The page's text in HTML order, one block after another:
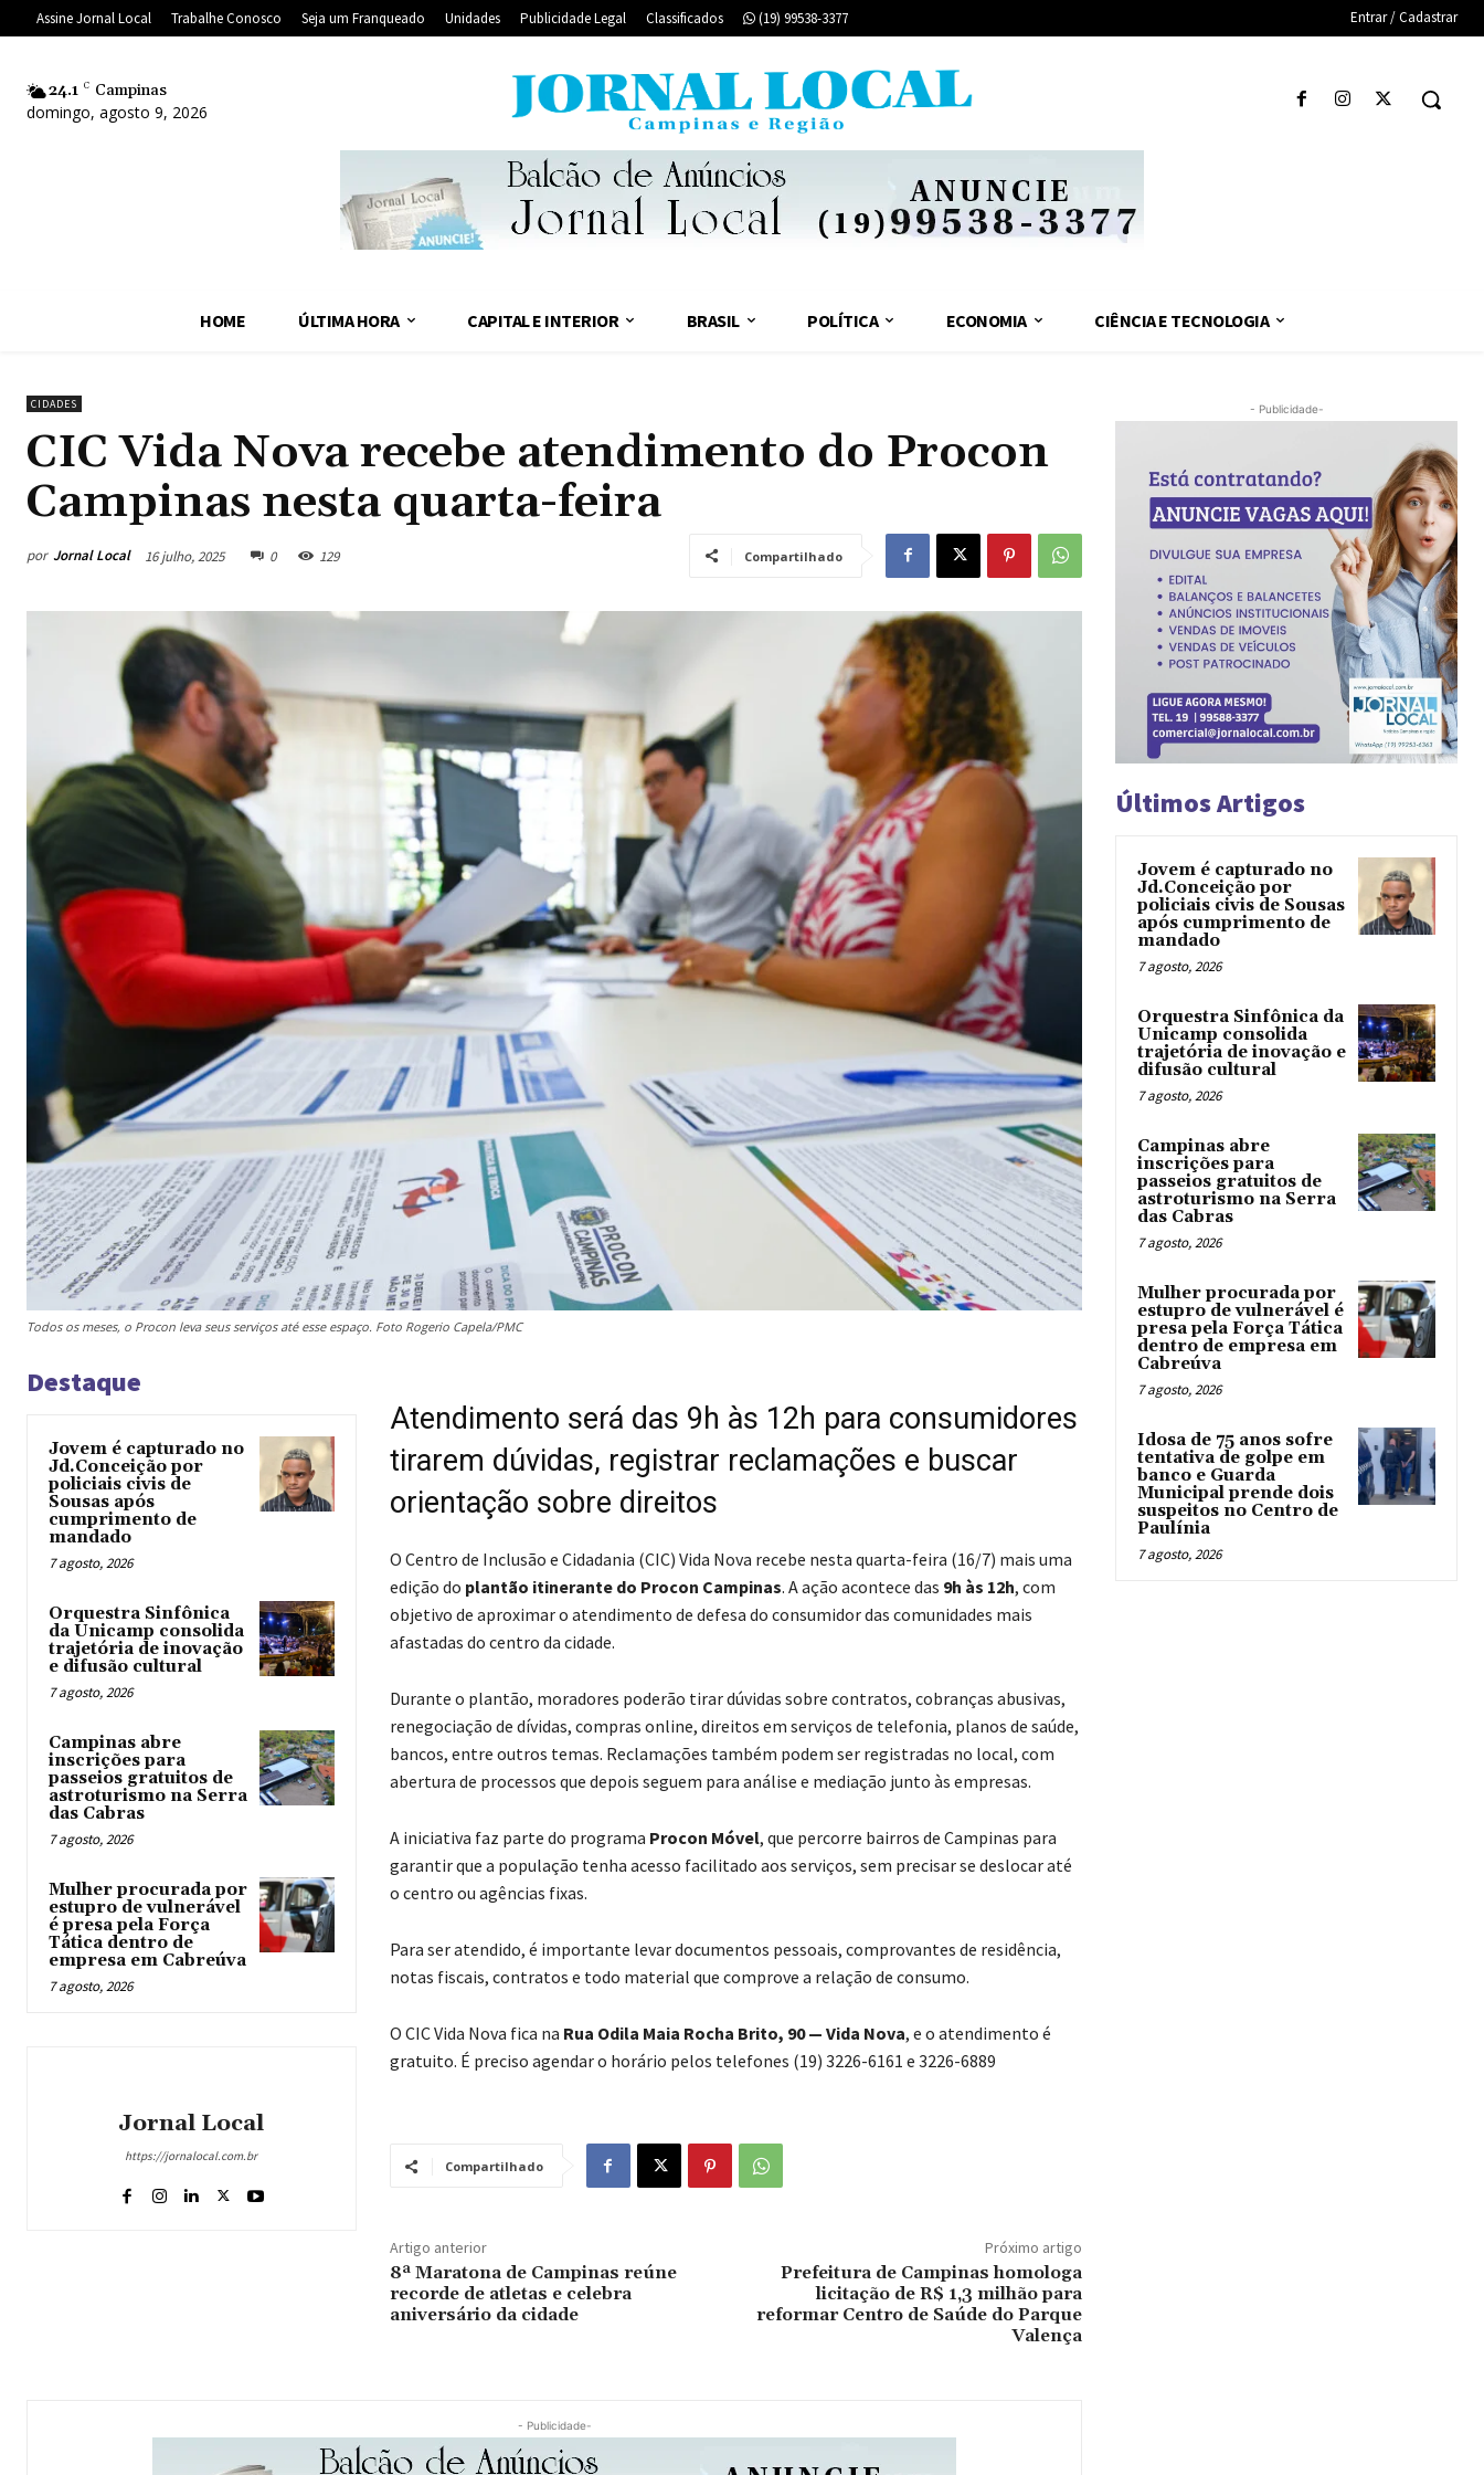
Assine Jornal Local Trabalhe Conosco Seja um Franqueado Unidades Publicidade Legal Classificados (19) 99538-3377 Entrar / Cadastrar
24.1 C Campinas
domingo, agosto 9, 2026
HOME ÚLTIMA HORA CAPITAL E INTERIOR BRASIL POLÍTICA ECONOMIA CIÊNCIA E TECNOLOGIA
CIDADES
CIC Vida Nova recebe atendimento do Procon
Campinas nesta quarta-feira
por Jornal Local 16 julho, 2025 0 129 Compartilhado
Todos os meses, o Procon leva seus serviços até esse espaço. Foto Rogerio Capela/PMC
Destaque
Jovem é capturado no
Jd.Conceição por
policiais civis de
Sousas após
cumprimento de
mandado
7 agosto, 2026
Orquestra Sinfônica
da Unicamp consolida
trajetória de inovação
e difusão cultural
7 agosto, 2026
Campinas abre
inscrições para
passeios gratuitos de
astroturismo na Serra
das Cabras
7 agosto, 2026
Mulher procurada por
estupro de vulnerável
é presa pela Força
Tática dentro de
empresa em Cabreúva
7 agosto, 2026
Jornal Local
https://jornalocal.com.br
Atendimento será das 9h às 12h para consumidores
tirarem dúvidas, registrar reclamações e buscar
orientação sobre direitos
O Centro de Inclusão e Cidadania (CIC) Vida Nova recebe nesta quarta-feira (16/7) mais uma
edição do plantão itinerante do Procon Campinas. A ação acontece das 9h às 12h, com
objetivo de aproximar o atendimento de defesa do consumidor das comunidades mais
afastadas do centro da cidade.
Durante o plantão, moradores poderão tirar dúvidas sobre contratos, cobranças abusivas,
renegociação de dívidas, compras online, direitos em serviços de telefonia, planos de saúde,
bancos, entre outros temas. Reclamações também podem ser registradas no local, com
abertura de processos que depois seguem para análise e mediação junto às empresas.
A iniciativa faz parte do programa Procon Móvel, que percorre bairros de Campinas para
garantir que a população tenha acesso facilitado aos serviços, sem precisar se deslocar até
o centro ou agências fixas.
Para ser atendido, é importante levar documentos pessoais, comprovantes de residência,
notas fiscais, contratos e todo material que comprove a relação de consumo.
O CIC Vida Nova fica na Rua Odila Maia Rocha Brito, 90 — Vida Nova, e o atendimento é
gratuito. É preciso agendar o horário pelos telefones (19) 3226-6161 e 3226-6889
Compartilhado
Artigo anterior
8ª Maratona de Campinas reúne
recorde de atletas e celebra
aniversário da cidade
Próximo artigo
Prefeitura de Campinas homologa
licitação de R$ 1,3 milhão para
reformar Centro de Saúde do Parque
Valença
- Publicidade-
- Publicidade-
Últimos Artigos
Jovem é capturado no
Jd.Conceição por
policiais civis de Sousas
após cumprimento de
mandado
7 agosto, 2026
Orquestra Sinfônica da
Unicamp consolida
trajetória de inovação e
difusão cultural
7 agosto, 2026
Campinas abre
inscrições para
passeios gratuitos de
astroturismo na Serra
das Cabras
7 agosto, 2026
Mulher procurada por
estupro de vulnerável é
presa pela Força Tática
dentro de empresa em
Cabreúva
7 agosto, 2026
Idosa de 75 anos sofre
tentativa de golpe em
banco e Guarda
Municipal prende dois
suspeitos no Centro de
Paulínia
7 agosto, 2026